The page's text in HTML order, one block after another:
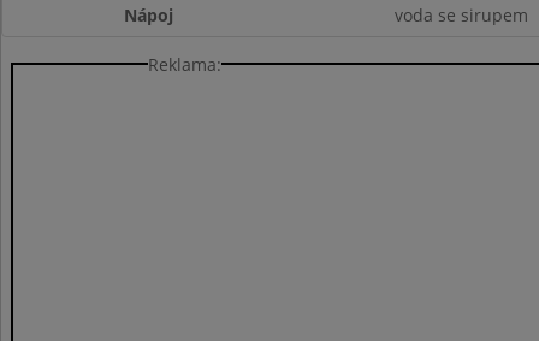
Nápoj
voda se sirupem
Reklama: